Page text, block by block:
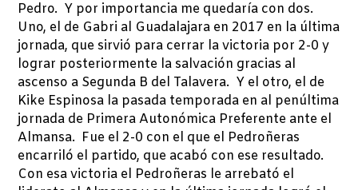
Pedro. Y por importancia me quedaría con dos.
Uno, el de Gabri al Guadalajara en 2017 en la última
jornada, que sirvió para cerrar la victoria por 2-0 y
lograr posteriormente la salvación gracias al
ascenso a Segunda B del Talavera. Y el otro, el de
Kike Espinosa la pasada temporada en al penúltima
jornada de Primera Autonómica Preferente ante el
Almansa. Fue el 2-0 con el que el Pedroñeras
encarriló el partido, que acabó con ese resultado.
Con esa victoria el Pedroñeras le arrebató el